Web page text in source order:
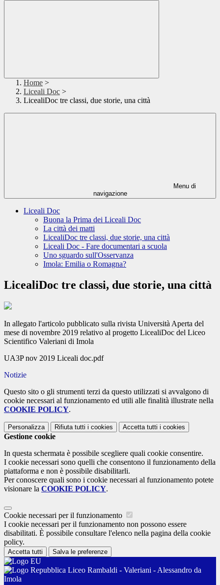
Home >
Liceali Doc >
LicealiDoc tre classi, due storie, una città
Menu di
navigazione
Liceali Doc
Buona la Prima dei Liceali Doc
La città dei matti
LicealiDoc tre classi, due storie, una città
Liceali Doc - Fare documentari a scuola
Uno sguardo sull'Osservanza
Imola: Emilia o Romagna?
LicealiDoc tre classi, due storie, una città
In allegato l'articolo pubblicato sulla rivista Università Aperta del
mese di novembre 2019 relativo al progetto LicealiDoc del Liceo
Scientifico Valeriani di Imola
UA3P nov 2019 Liceali doc.pdf
Notizie
Questo sito o gli strumenti terzi da questo utilizzati si avvalgono di
cookie necessari al funzionamento ed utili alle finalità illustrate nella
COOKIE POLICY.
Personalizza Rifiuta tutti i cookies Accetta tutti i cookies
Gestione cookie
In questa schermata è possibile scegliere quali cookie consentire.
I cookie necessari sono quelli che consentono il funzionamento della
piattaforma e non è possibile disabilitarli.
Per conoscere quali sono i cookie necessari al funzionamento potete
visionare la COOKIE POLICY.
Cookie necessari per il funzionamento
I cookie necessari per il funzionamento non possono essere
disabilitati. È possibile consultare l'elenco nella pagina della cookie
policy.
Accetta tutti Salva le preferenze
Liceo Rambaldi - Valeriani - Alessandro da
Imola